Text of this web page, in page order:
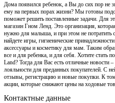
Дома появился ребенок, а Вы до сих пор не
ему на первых порах жизни? Мы готовы
поможет решить поставленные задачи. Для
магазин Гном Ленд. Это организация,
нужно для малыша, и при этом не потратить
найдете игры, гигиенические
аксессуары и косметику для мам. Таким
все и для ребенка, и для себя. Хотите стать
Land? Тогда для Вас есть отличные новости
лояльности для преданных покупателей. С
отзывы, регистрацию и новые покупки. К
акции, которые снижают цены на ходовые
Контактные данные